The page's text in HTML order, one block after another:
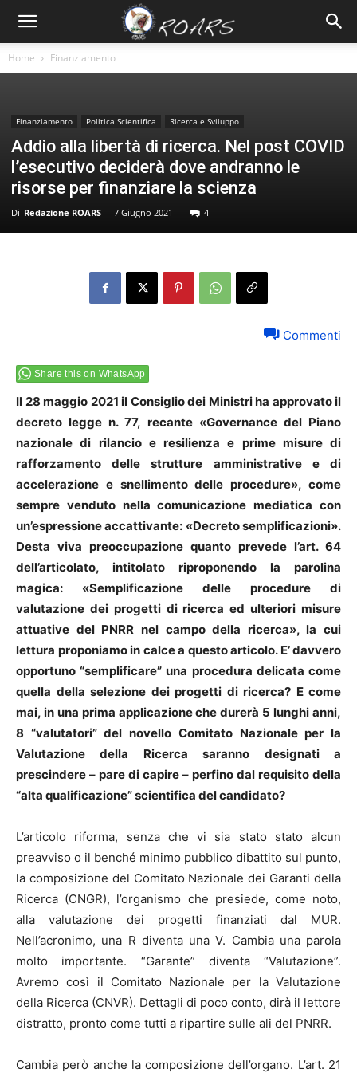
Home Finanziamento
Finanziamento Politica Scientifica Ricerca e Sviluppo
Addio alla libertà di ricerca. Nel post COVID
l’esecutivo deciderà dove andranno le
risorse per finanziare la scienza
Di Redazione ROARS - 7 Giugno 2021 4
Commenti
Share this on WhatsApp
Il 28 maggio 2021 il Consiglio dei Ministri ha approvato il
decreto legge n. 77, recante «Governance del Piano
nazionale di rilancio e resilienza e prime misure di
rafforzamento delle strutture amministrative e di
accelerazione e snellimento delle procedure», come
sempre venduto nella comunicazione mediatica con
un’espressione accattivante: «Decreto semplificazioni».
Desta viva preoccupazione quanto prevede l’art. 64
dell’articolato, intitolato riproponendo la parolina
magica: «Semplificazione delle procedure di
valutazione dei progetti di ricerca ed ulteriori misure
attuative del PNRR nel campo della ricerca», la cui
lettura proponiamo in calce a questo articolo. E’ davvero
opportuno “semplificare” una procedura delicata come
quella della selezione dei progetti di ricerca? E come
mai, in una prima applicazione che durerà 5 lunghi anni,
8 “valutatori” del novello Comitato Nazionale per la
Valutazione della Ricerca saranno designati a
prescindere – pare di capire – perfino dal requisito della
“alta qualificazione” scientifica del candidato?
L’articolo riforma, senza che vi sia stato stato alcun
preavviso o il benché minimo pubblico dibattito sul punto,
la composizione del Comitato Nazionale dei Garanti della
Ricerca (CNGR), l’organismo che presiede, come noto,
alla valutazione dei progetti finanziati dal MUR.
Nell’acronimo, una R diventa una V. Cambia una parola
molto importante. “Garante” diventa “Valutazione”.
Avremo così il Comitato Nazionale per la Valutazione
della Ricerca (CNVR). Dettagli di poco conto, dirà il lettore
distratto, pronto come tutti a ripartire sulle ali del PNRR.
Cambia però anche la composizione dell’organo. L’art. 21